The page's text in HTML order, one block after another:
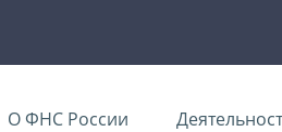
О ФНС России